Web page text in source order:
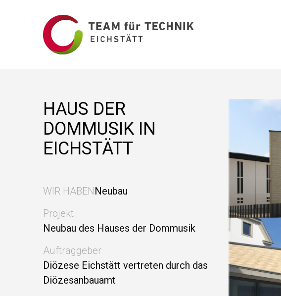
HAUS DER
DOMMUSIK IN
EICHSTÄTT
WIR HABENNeubau
Projekt
Neubau des Hauses der Dommusik
Auftraggeber
Diözese Eichstätt vertreten durch das
Diözesanbauamt